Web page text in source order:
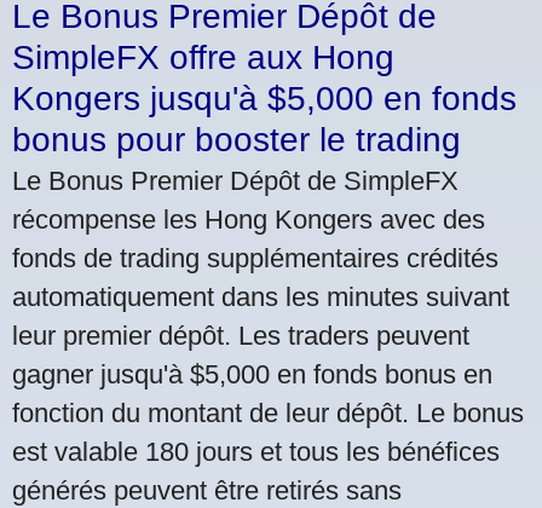
Le Bonus Premier Dépôt de
SimpleFX offre aux Hong
Kongers jusqu'à $5,000 en fonds
bonus pour booster le trading
Le Bonus Premier Dépôt de SimpleFX
récompense les Hong Kongers avec des
fonds de trading supplémentaires crédités
automatiquement dans les minutes suivant
leur premier dépôt. Les traders peuvent
gagner jusqu'à $5,000 en fonds bonus en
fonction du montant de leur dépôt. Le bonus
est valable 180 jours et tous les bénéfices
générés peuvent être retirés sans